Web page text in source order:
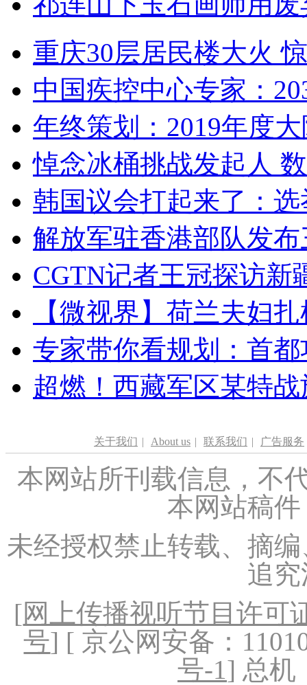
重庆30层居民楼大火
中国疾控中心专家：
年终策划：2019年度
悼念冰桶挑战发起人
韩国议会打起来了：
解放军驻香港部队发
CGTN记者王冠探访新
【微视界】荷兰夫妇
专家带你看规划：首
超燃！西藏军区某特
关于我们 | About us | 联系我们 | 广告服务
本网站所刊载信息，不
本网站稿
未经授权禁止转载、摘
追
[网上传播视听节目许可
号] [ 京公网安备：
号-1] 总机